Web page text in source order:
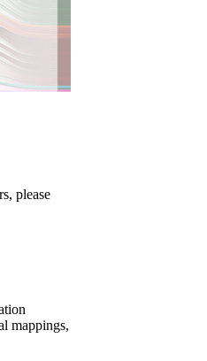
please
mappings,